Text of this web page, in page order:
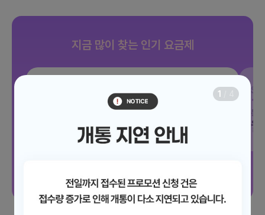
지금 많이 찾는 인기 요금제
조이 음성자유 7GB
문자 100건
월 3,300원/ 평생할인
통
1